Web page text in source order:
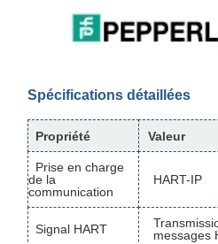
Spécifications détaillées
Propriété Valeur
Prise en charge
de la
communication
HART-IP
Signal HART
messages